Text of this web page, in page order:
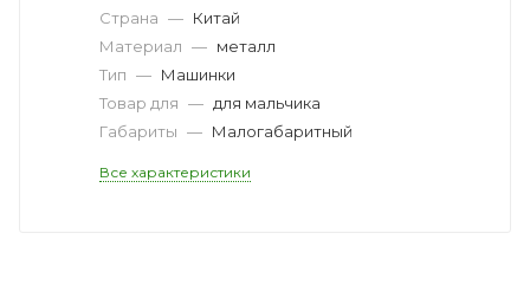
Страна — Китай
Материал — металл
Тип — Машинки
Товар для — для мальчика
Габариты — Малогабаритный
Все характеристики